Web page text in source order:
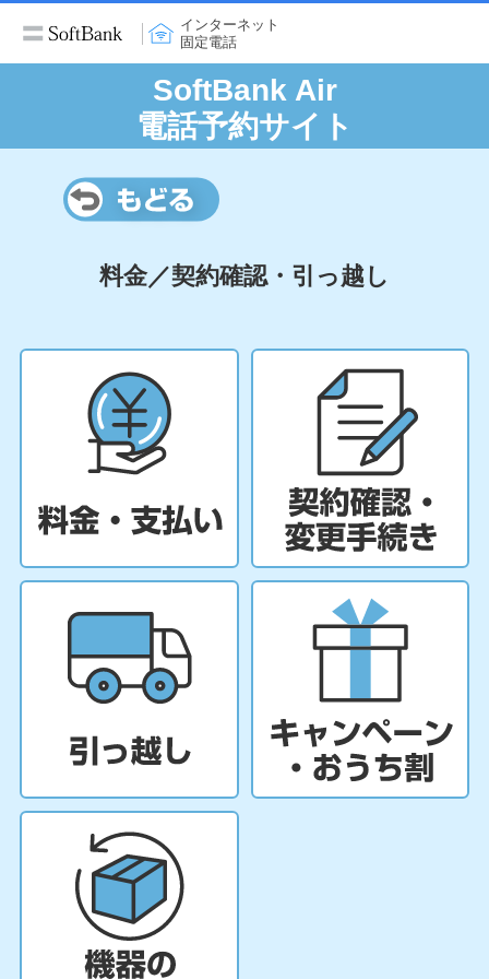
インターネット
固定電話
SoftBank Air
電話予約サイト
料金／契約確認・引っ越し